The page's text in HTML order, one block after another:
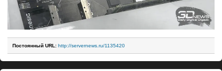
Постоянный URL: http://servernews.ru/1135420